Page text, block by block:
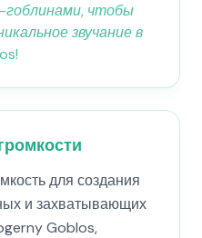
гоблинами, чтобы
звучание в
для создания
и захватывающих
Goblos,